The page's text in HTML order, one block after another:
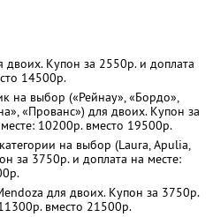
двоих. Купон за 2550р. и доплата
14500р.
на выбор («Рейнау», «Бордо»,
«Прованс») для двоих. Купон за
10200р. вместо 19500р.
на выбор (Laura, Apulia,
за 3750р. и доплата на месте:
для двоих. Купон за 3750р.
вместо 21500р.